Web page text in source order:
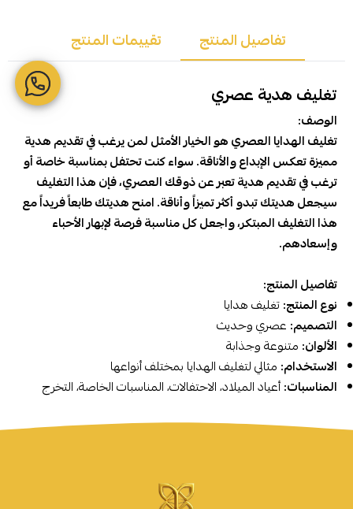
تفاصيل المنتج تقييمات المنتج
تغليف هدية عصري
الوصف:
تغليف الهدايا العصري هو الخيار الأمثل لمن يرغب في تقديم هدية
مميزة تعكس الإبداع والأناقة. سواء كنت تحتفل بمناسبة خاصة أو
ترغب في تقديم هدية تعبر عن ذوقك العصري، فإن هذا التغليف
سيجعل هديتك تبدو أكثر تميزاً وأناقة. امنح هديتك طابعاً فريداً مع
هذا التغليف المبتكر، واجعل كل مناسبة فرصة لإبهار الأحباء
وإسعادهم.
تفاصيل المنتج:
نوع المنتج:تغليف هدايا
التصميم: عصري وحديث
الألوان: متنوعة وجذابة
الاستخدام: مثالي لتغليف الهدايا بمختلف أنواعها
المناسبات:أعياد الميلاد، الاحتفالات، المناسبات الخاصة، التخرج